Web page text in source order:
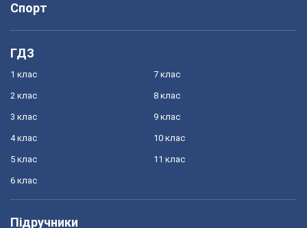
Спорт
ГДЗ
1 клас
2 клас
3 клас
4 клас
5 клас
6 клас
7 клас
8 клас
9 клас
10 клас
11 клас
Підручники